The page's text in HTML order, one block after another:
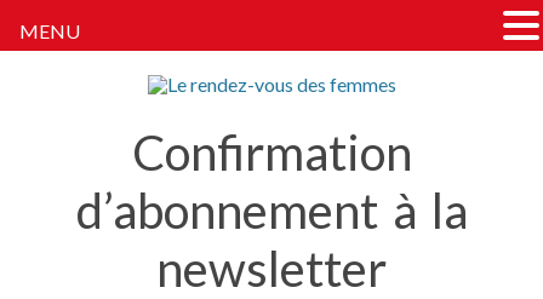
Le rendez-vous des femmes
Tout ce dont parlent les femmes … Sauf de fringues.
(Quoique)
Confirmation
d’abonnement à la
newsletter
MENU